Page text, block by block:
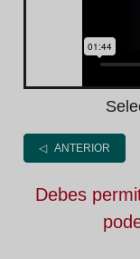
◁ ANTERIOR
Debes